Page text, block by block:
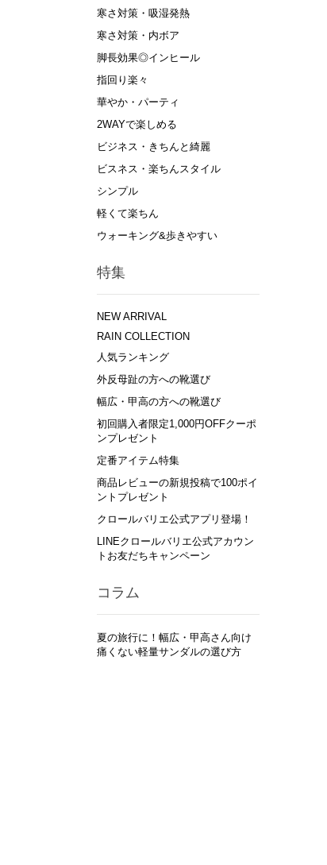
寒さ対策・吸湿発熱
寒さ対策・内ボア
脚長効果◎インヒール
指回り楽々
華やか・パーティ
2WAYで楽しめる
ビジネス・きちんと綺麗
ビスネス・楽ちんスタイル
シンプル
軽くて楽ちん
ウォーキング&歩きやすい
特集
NEW ARRIVAL
RAIN COLLECTION
人気ランキング
外反母趾の方への靴選び
幅広・甲高の方への靴選び
初回購入者限定1,000円OFFクーポ
ンプレゼント
定番アイテム特集
商品レビューの新規投稿で100ポイ
ントプレゼント
クロールバリエ公式アプリ登場！
LINEクロールバリエ公式アカウン
トお友だちキャンペーン
コラム
夏の旅行に！幅広・甲高さん向け
痛くない軽量サンダルの選び方